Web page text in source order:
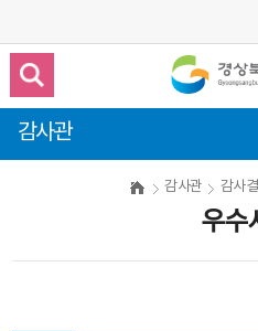
감사관
감사관 감사
우수